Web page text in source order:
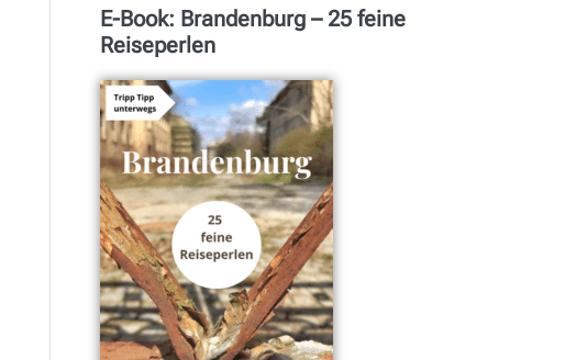
E-Book: Brandenburg – 25 feine
Reiseperlen